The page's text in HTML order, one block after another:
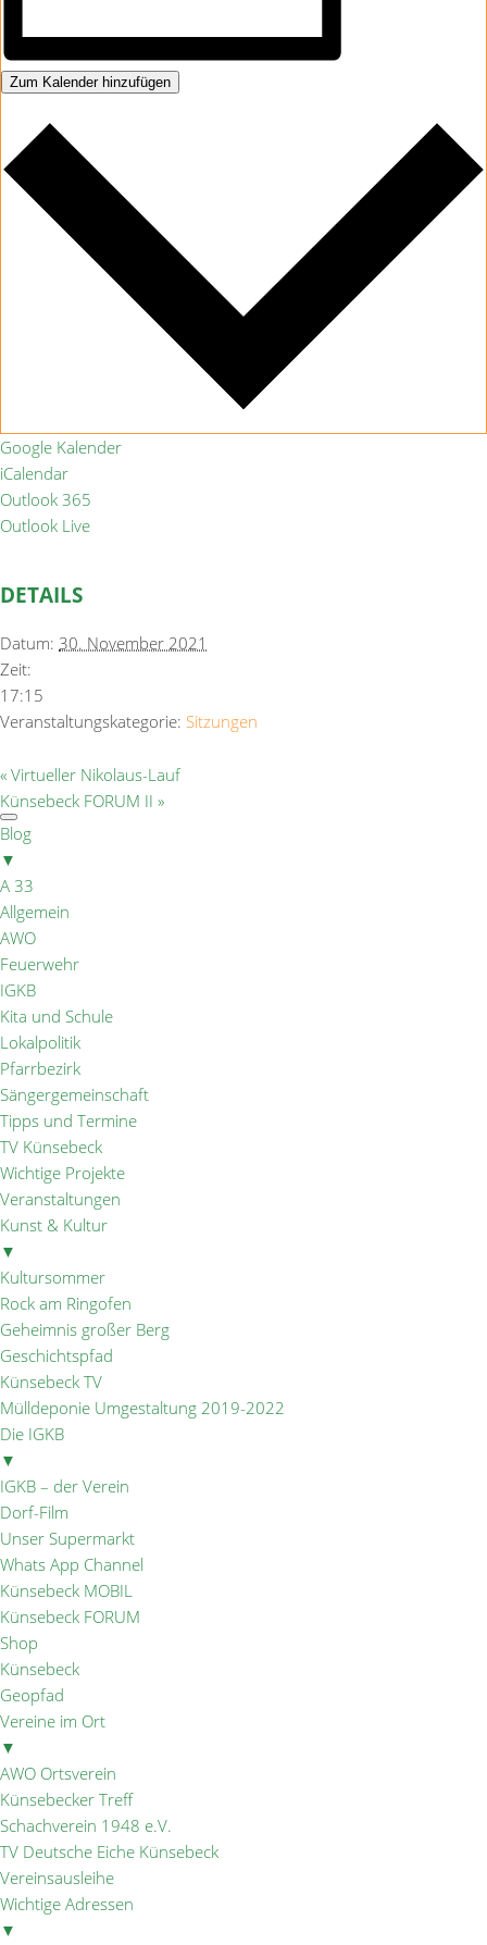
Zum Kalender hinzufügen
Google Kalender
iCalendar
Outlook 365
Outlook Live
DETAILS
Datum: 30. November 2021
Zeit:
17:15
Veranstaltungskategorie: Sitzungen
« Virtueller Nikolaus-Lauf
Künsebeck FORUM II »
Blog
▼
A 33
Allgemein
AWO
Feuerwehr
IGKB
Kita und Schule
Lokalpolitik
Pfarrbezirk
Sängergemeinschaft
Tipps und Termine
TV Künsebeck
Wichtige Projekte
Veranstaltungen
Kunst & Kultur
▼
Kultursommer
Rock am Ringofen
Geheimnis großer Berg
Geschichtspfad
Künsebeck TV
Mülldeponie Umgestaltung 2019-2022
Die IGKB
▼
IGKB – der Verein
Dorf-Film
Unser Supermarkt
Whats App Channel
Künsebeck MOBIL
Künsebeck FORUM
Shop
Künsebeck
Geopfad
Vereine im Ort
▼
AWO Ortsverein
Künsebecker Treff
Schachverein 1948 e.V.
TV Deutsche Eiche Künsebeck
Vereinsausleihe
Wichtige Adressen
▼